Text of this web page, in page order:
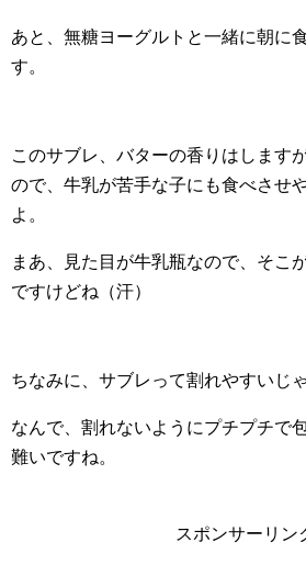
あと、無糖ヨーグルトと一緒に朝に
す。
このサブレ、バターの香りはします
ので、牛乳が苦手な子にも食べさせ
よ。
まあ、見た目が牛乳瓶なので、そ
ですけどね（汗）
ちなみに、サブレって割れやすいじ
なんで、割れないようにプチプチで
難いですね。
スポンサーリン